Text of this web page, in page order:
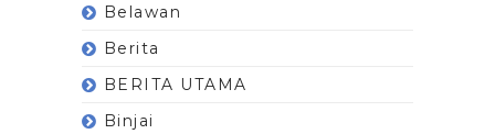
Belawan
Berita
BERITA UTAMA
Binjai